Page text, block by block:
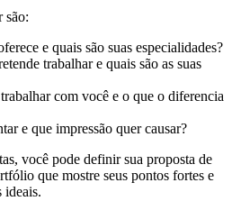
são:
e quais são suas especialidades?
trabalhar e quais são as suas
com você e o que o diferencia
e que impressão quer causar?
você pode definir sua proposta de
que mostre seus pontos fortes e
ideais.